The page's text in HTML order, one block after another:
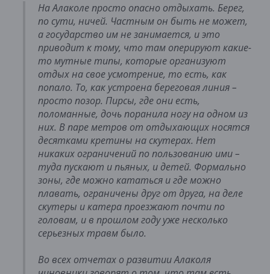
На Алаколе просто опасно отдыхать. Берег,
по сути, ничей. Частным он быть не может,
а государство им не занимается, и это
приводит к тому, что там оперируют какие-
то мутные типы, которые организуют
отдых на свое усмотрение, то есть, как
попало. То, как устроена береговая линия –
просто позор. Пирсы, где они есть,
поломанные, дочь поранила ногу на одном из
них. В паре метров от отдыхающих носятся
десятками кретины на скутерах. Нет
никаких ограничений по пользованию ими –
туда пускают и пьяных, и детей. Формально
зоны, где можно кататься и где можно
плавать, ограничены друг от друга, на деле
скутеры и катера проезжают почти по
головам, и в прошлом году уже несколько
серьезных травм было.
Во всех отчетах о развитии Алаколя